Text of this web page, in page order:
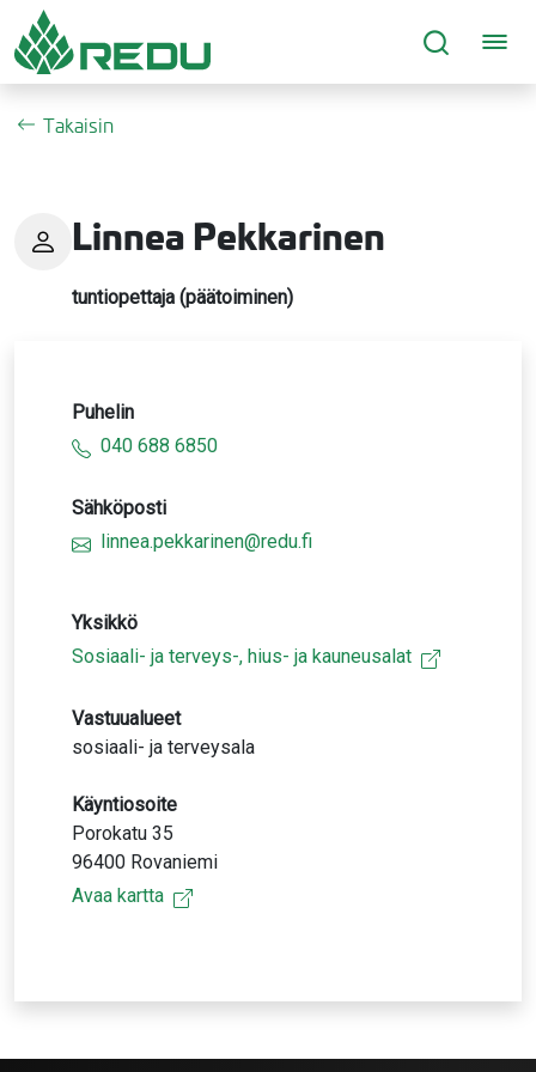
Siirry sivusisältöön
Takaisin
Linnea Pekkarinen
tuntiopettaja (päätoiminen)
Puhelin
040 688 6850
Sähköposti
linnea.pekkarinen@redu.fi
Yksikkö
Sosiaali- ja terveys-, hius- ja kauneusalat
Vastuualueet
sosiaali- ja terveysala
Käyntiosoite
Porokatu 35
96400 Rovaniemi
Avaa kartta